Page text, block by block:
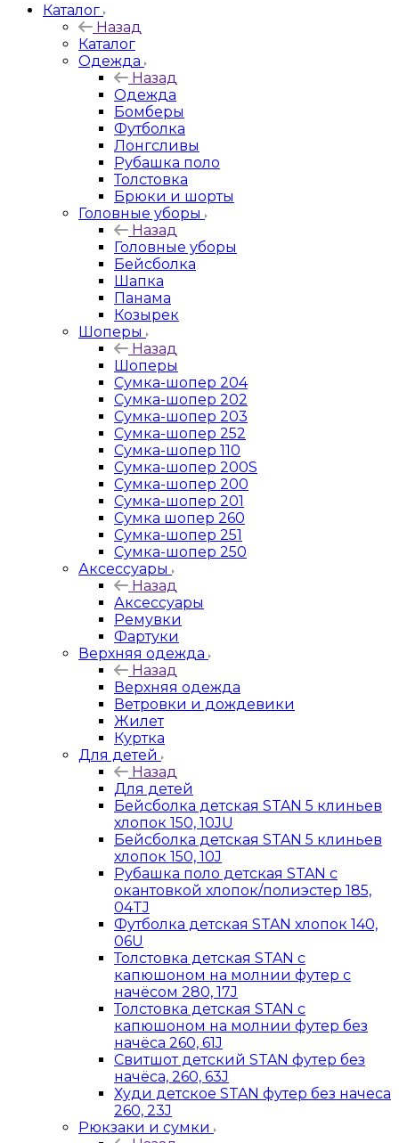
Каталог
Назад
Каталог
Одежда
Назад
Одежда
Бомберы
Футболка
Лонгсливы
Рубашка поло
Толстовка
Брюки и шорты
Головные уборы
Назад
Головные уборы
Бейсболка
Шапка
Панама
Козырек
Шоперы
Назад
Шоперы
Сумка-шопер 204
Сумка-шопер 202
Сумка-шопер 203
Сумка-шопер 252
Сумка-шопер 110
Сумка-шопер 200S
Сумка-шопер 200
Сумка-шопер 201
Сумка шопер 260
Сумка-шопер 251
Сумка-шопер 250
Аксессуары
Назад
Аксессуары
Ремувки
Фартуки
Верхняя одежда
Назад
Верхняя одежда
Ветровки и дождевики
Жилет
Куртка
Для детей
Назад
Для детей
Бейсболка детская STAN 5 клиньев
хлопок 150, 10JU
Бейсболка детская STAN 5 клиньев
хлопок 150, 10J
Рубашка поло детская STAN с
окантовкой хлопок/полиэстер 185,
04TJ
Футболка детская STAN хлопок 140,
06U
Толстовка детская STAN с
капюшоном на молнии футер с
начёсом 280, 17J
Толстовка детская STAN с
капюшоном на молнии футер без
начёса 260, 61J
Свитшот детский STAN футер без
начёса, 260, 63J
Худи детское STAN футер без начеса
260, 23J
Рюкзаки и сумки